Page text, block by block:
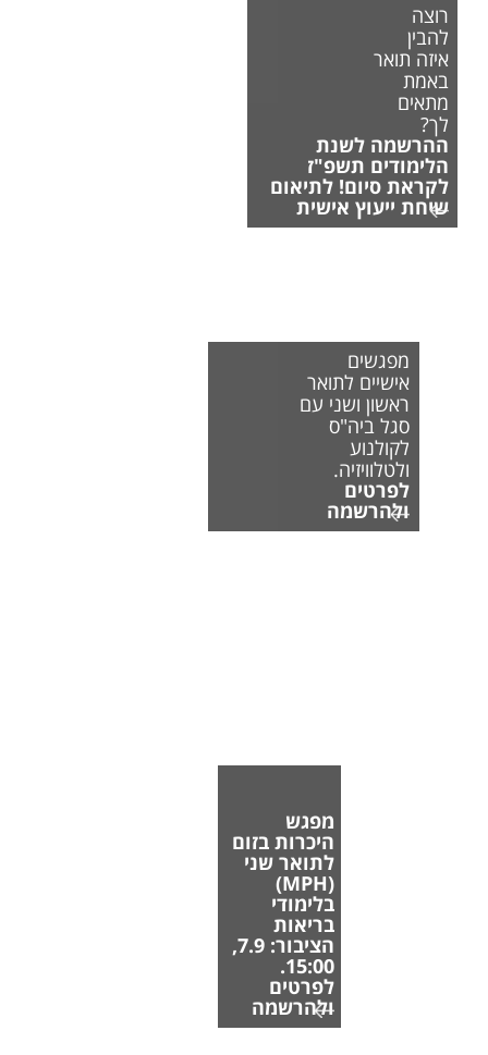
רוצה
להבין
איזה תואר
באמת
מתאים
לך?
ההרשמה לשנת
הלימודים תשפ"ז
לקראת סיום! לתיאום
שיחת ייעוץ אישית
מפגשים
אישיים לתואר
ראשון ושני עם
סגל ביה"ס
לקולנוע
ולטלוויזיה.
לפרטים
ולהרשמה
מפגש
היכרות בזום
לתואר שני
(MPH)
בלימודי
בריאות
הציבור: 7.9,
15:00.
לפרטים
ולהרשמה